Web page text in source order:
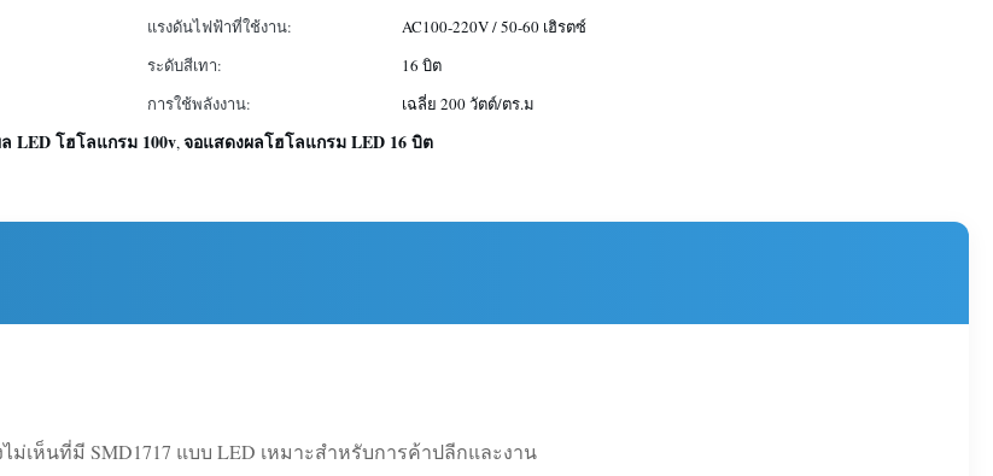
แรงดันไฟฟ้าที่ใช้งาน:
AC100-220V / 50-60 เฮิรตซ์
ระดับสีเทา:
16 บิต
การใช้พลังงาน:
เฉลี่ย 200 วัตต์/ตร.ม
LED โฮโลแกรม 100v,จอแสดงผลโฮโลแกรม LED 16 บิต
ม่เห็นที่มี SMD1717 แบบ LED เหมาะสําหรับการค้าปลีกและงาน